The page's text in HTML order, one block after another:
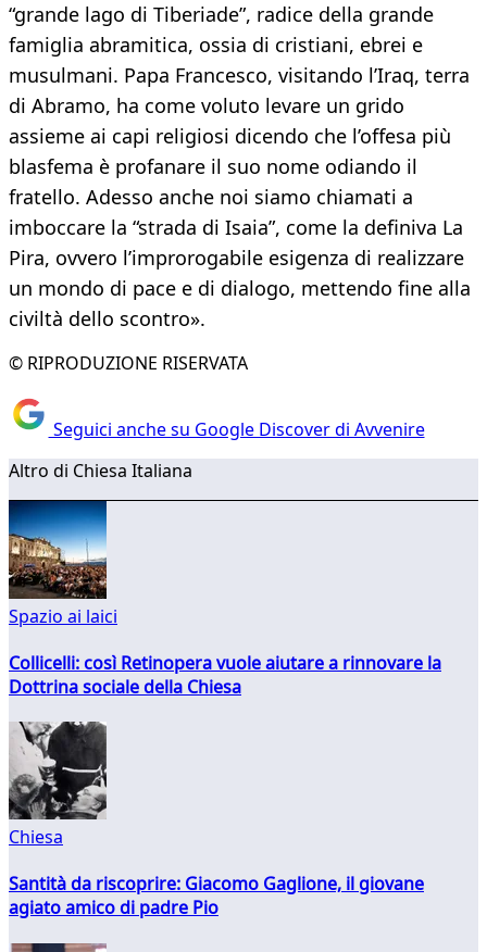
“grande lago di Tiberiade”, radice della grande
famiglia abramitica, ossia di cristiani, ebrei e
musulmani. Papa Francesco, visitando l’Iraq, terra
di Abramo, ha come voluto levare un grido
assieme ai capi religiosi dicendo che l’offesa più
blasfema è profanare il suo nome odiando il
fratello. Adesso anche noi siamo chiamati a
imboccare la “strada di Isaia”, come la definiva La
Pira, ovvero l’improrogabile esigenza di realizzare
un mondo di pace e di dialogo, mettendo fine alla
civiltà dello scontro».
© RIPRODUZIONE RISERVATA
Seguici anche su Google Discover di Avvenire
Altro di Chiesa Italiana
Spazio ai laici
Collicelli: così Retinopera vuole aiutare a rinnovare la
Dottrina sociale della Chiesa
Chiesa
Santità da riscoprire: Giacomo Gaglione, il giovane
agiato amico di padre Pio